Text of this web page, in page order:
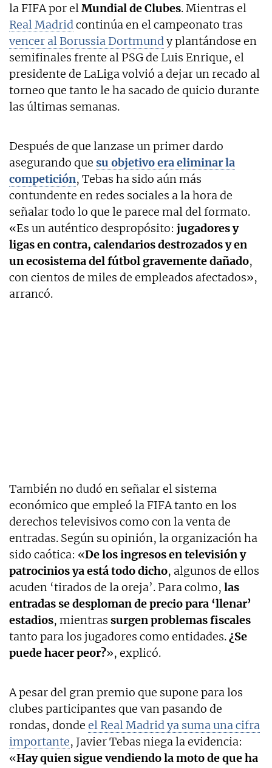
la FIFA por elMundial de Clubes. Mientras el
Real Madridcontinúa en el campeonato tras
vencer al Borussia Dortmundy plantándose en
semifinales frente al PSG de Luis Enrique, el
presidente de LaLiga volvió a dejar un recado al
torneo que tanto le ha sacado de quicio durante
las últimas semanas.
Después de que lanzase un primer dardo
asegurando que su objetivo era eliminar la
competición, Tebas ha sido aún más
contundente en redes sociales a la hora de
señalar todo lo que le parece mal del formato.
«Es un auténtico despropósito: jugadores y
ligas en contra, calendarios destrozados y en
un ecosistema del fútbol gravemente dañado,
con cientos de miles de empleados afectados»,
arrancó.
También no dudó en señalar el sistema
económico que empleó la FIFA tanto en los
derechos televisivos como con la venta de
entradas. Según su opinión, la organización ha
sido caótica: «De los ingresos en televisión y
patrocinios ya está todo dicho, algunos de ellos
acuden ‘tirados de la oreja’. Para colmo, las
entradas se desploman de precio para ‘llenar’
estadios, mientras surgen problemas fiscales
tanto para los jugadores como entidades.¿Se
puede hacer peor?», explicó.
A pesar del gran premio que supone para los
clubes participantes que van pasando de
rondas, donde el Real Madrid ya suma una cifra
importante, Javier Tebas niega la evidencia:
«Hay quien sigue vendiendo la moto de que ha